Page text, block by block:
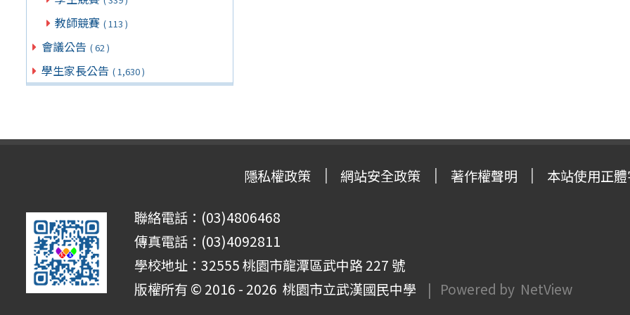
教師競賽 ( 113 )
會議公告 ( 62 )
學生家長公告 ( 1,630 )
隱私權政策 網站安全政策 著作權聲明 本站使用正
聯絡電話：(03)4806468
傳真電話：(03)4092811
學校地址：32555 桃園市龍潭區武中路 227 號
版權所有 © 2016 - 2026 桃園市立武漢國民中學 | Powered by NetView